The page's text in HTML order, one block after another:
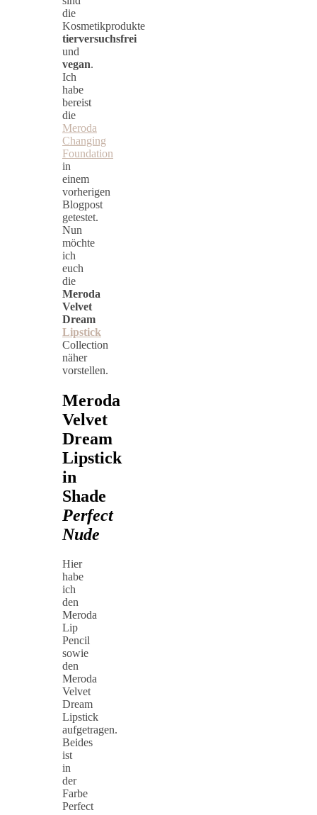
die
Kosmetikprodukte
tierversuchsfrei
und
vegan.
Ich
habe
bereist
die
Meroda
Changing
Foundation
in
einem
vorherigen
Blogpost
getestet.
Nun
möchte
ich
euch
die
Meroda
Velvet
Dream
Lipstick
Collection
näher
vorstellen.
Meroda
Velvet
Dream
Lipstick
in
Shade
Perfect
Nude
Hier
habe
ich
den
Meroda
Lip
Pencil
sowie
den
Meroda
Velvet
Dream
Lipstick
aufgetragen.
Beides
ist
in
der
Farbe
Perfect